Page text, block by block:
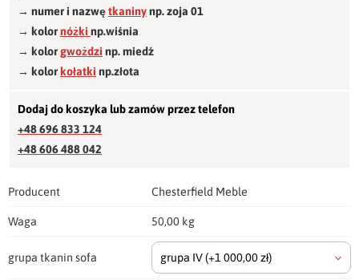
→ numer i nazwętkaninynp. zoja 01
→ kolornóżki np.wiśnia
→ kolorgwożdzi np. miedź
→ kolorkołatki np.złota
Dodaj do koszyka lub zamów przez telefon
+48 696 833 124
+48 606 488 042
Producent Chesterfield Meble
Waga 50,00 kg
grupa tkanin sofa grupa IV(+1 000,00 zł)